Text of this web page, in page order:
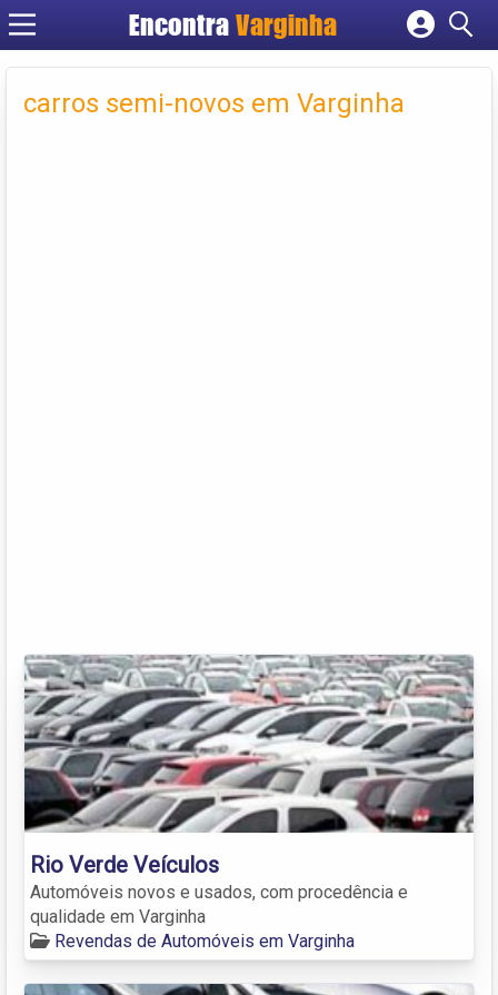
EncontraVarginha
Cadastrar empresa
Criar conta
carros semi-novos em Varginha
Rio Verde Veículos
Automóveis novos e usados, com procedência e
qualidade em Varginha
Revendas de Automóveis em Varginha